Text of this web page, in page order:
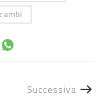
Successiva